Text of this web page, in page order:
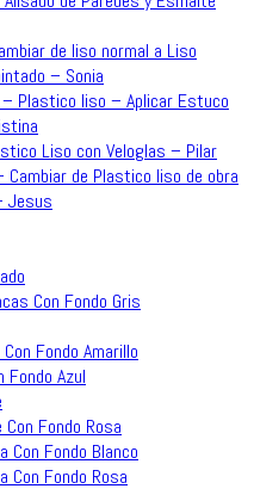
de liso normal a Liso
– Sonia
Plastico liso – Aplicar Estuco
Liso con Veloglas – Pilar
de Plastico liso de obra
Jesus
Con Fondo Gris
Fondo Amarillo
Fondo Azul
Fondo Rosa
Con Fondo Blanco
Con Fondo Rosa